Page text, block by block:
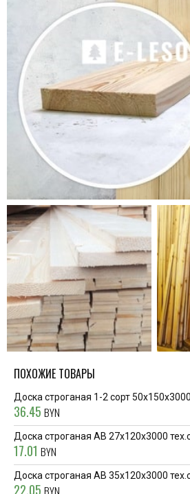
ПОХОЖИЕ ТОВАРЫ
Доска строганая 1-2 сорт
36.45 BYN
Доска строганая AB 27x120x3000
17.01 BYN
Доска строганая AB 35x120x3000
22.05 BYN